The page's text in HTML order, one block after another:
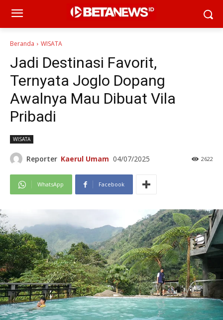
Beranda WISATA
Jadi Destinasi Favorit,
Ternyata Joglo Dopang
Awalnya Mau Dibuat Vila
Pribadi
WISATA
Reporter Kaerul Umam 04/07/2025 2622
WhatsApp Facebook